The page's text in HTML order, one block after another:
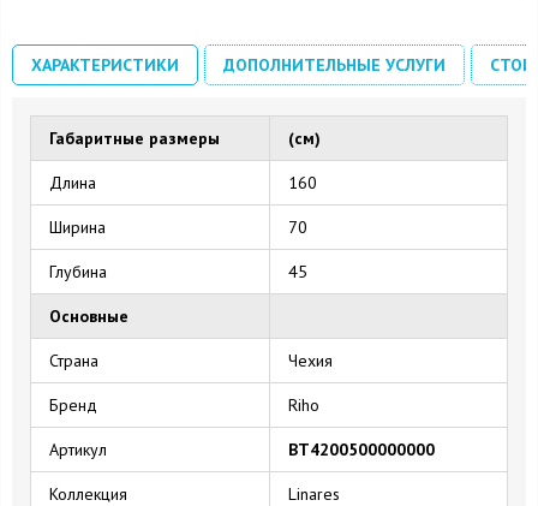
ХАРАКТЕРИСТИКИ ДОПОЛНИТЕЛЬНЫЕ УСЛУГИ
Габаритные размеры (см)
Длина 160
Ширина 70
Глубина 45
Основные
Страна Чехия
Бренд Riho
Артикул BT4200500000000
Коллекция Linares